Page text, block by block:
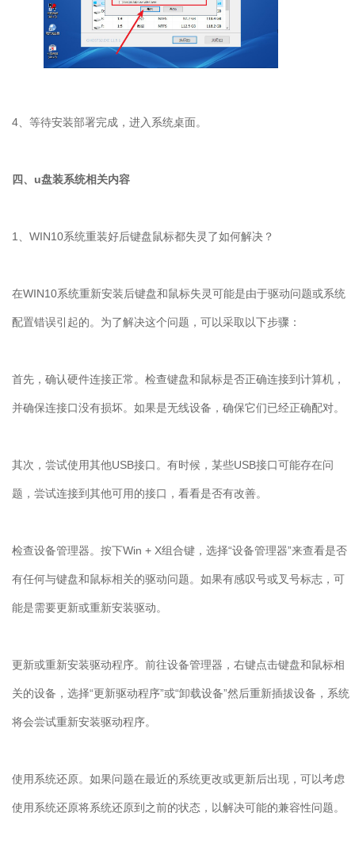
4 、等待安装部署完成，进入系统桌面。
四、 u盘装系统相关内容
1 WIN10系统重装好后键盘鼠标都失灵了如何解决？
在WIN10系统重新安装后键盘和鼠标失灵可能是由于驱动问题或系统
配置错误引起的。为了解决这个问题，可以采取以下步骤：
首先，确认硬件连接正常。检查键盘和鼠标是否正确连接到计算机，
并确保连接口没有损坏。如果是无线设备，确保它们已经正确配对。
其次，尝试使用其他USB接口。有时候，某些USB接口可能存在问
题，尝试连接到其他可用的接口，看看是否有改善。
检查设备管理器。按下Win + X组合键，选择“设备管理器”来查看是否
有任何与键盘和鼠标相关的驱动问题。如果有感叹号或叉号标志，可
能是需要更新或重新安装驱动。
更新或重新安装驱动程序。前往设备管理器，右键点击键盘和鼠标相
关的设备，选择“更新驱动程序”或“卸载设备”然后重新插拔设备，系统
将会尝试重新安装驱动程序。
使用系统还原。如果问题在最近的系统更改或更新后出现，可以考虑
使用系统还原将系统还原到之前的状态，以解决可能的兼容性问题。